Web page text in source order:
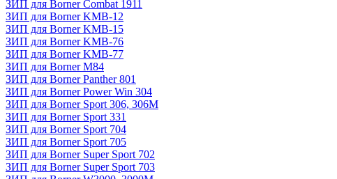
ЗИП для Borner Combat 1911
ЗИП для Borner KMB-12
ЗИП для Borner KMB-15
ЗИП для Borner KMB-76
ЗИП для Borner KMB-77
ЗИП для Borner M84
ЗИП для Borner Panther 801
ЗИП для Borner Power Win 304
ЗИП для Borner Sport 306, 306M
ЗИП для Borner Sport 331
ЗИП для Borner Sport 704
ЗИП для Borner Sport 705
ЗИП для Borner Super Sport 702
ЗИП для Borner Super Sport 703